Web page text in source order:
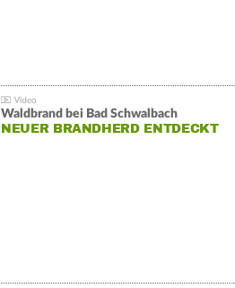
Waldbrand bei Bad Schwalbach
NEUER BRANDHERD ENTDECKT